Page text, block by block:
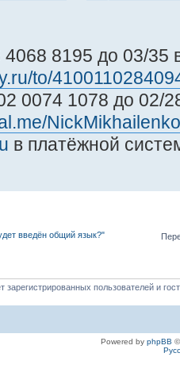
8195 до 03/35
to/
0074 1078 до 02/
NickMikhailenko
в платёжной
введён общий язык?"
пользователей и
Powered by phpBB